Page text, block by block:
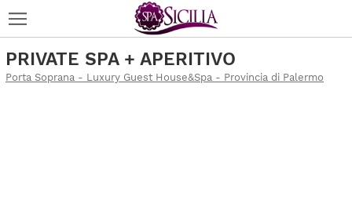
PRIVATE SPA + APERITIVO
Porta Soprana - Luxury Guest House&Spa - Provincia di Palermo